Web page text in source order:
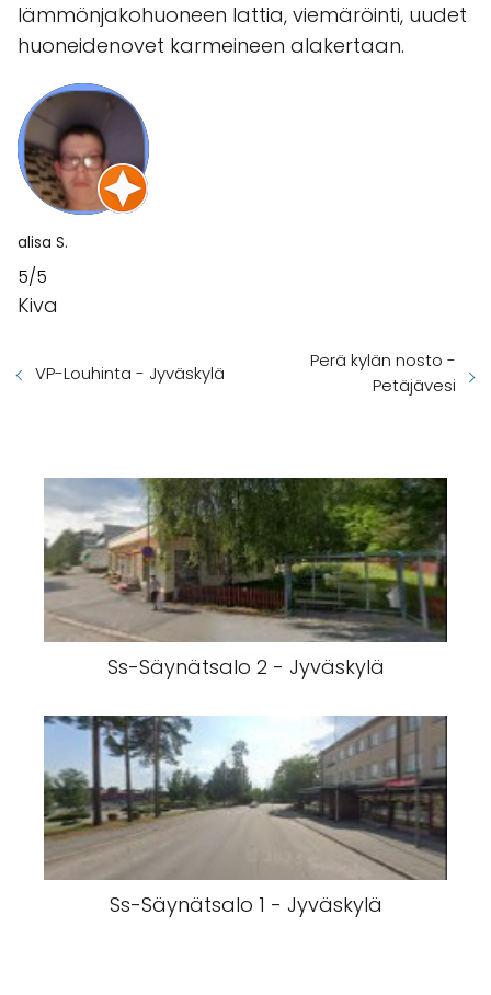
lämmönjakohuoneen lattia, viemäröinti, uudet
huoneidenovet karmeineen alakertaan.
alisa S.
5/5
Kiva
VP-Louhinta - Jyväskylä
Perä kylän nosto -
Petäjävesi
Ss-Säynätsalo 2 - Jyväskylä
Ss-Säynätsalo 1 - Jyväskylä